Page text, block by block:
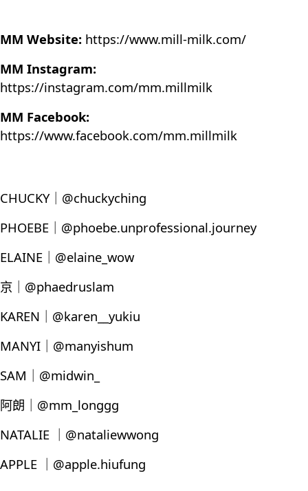
MM Website: https://www.mill-milk.com/
MM Instagram:
https://instagram.com/mm.millmilk
MM Facebook:
https://www.facebook.com/mm.millmilk
CHUCKY｜@chuckyching
PHOEBE｜@phoebe.unprofessional.journey
ELAINE｜@elaine_wow
京｜@phaedruslam
KAREN｜@karen__yukiu
MANYI｜@manyishum
SAM｜@midwin_
阿朗｜@mm_longgg
NATALIE ｜@nataliewwong
APPLE ｜@apple.hiufung